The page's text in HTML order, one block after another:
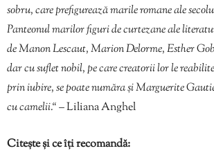
sobru, care prefigurează marile romane ale
Panteonul marilor figuri de curtezane ale
de Manon Lescaut, Marion Delorme, Esther
dar cu suflet nobil, pe care creatorii lor le
prin iubire, se poate număra și Marguerite
cu camelii.“– Liliana Anghel
Citește și ce îți recomandă: